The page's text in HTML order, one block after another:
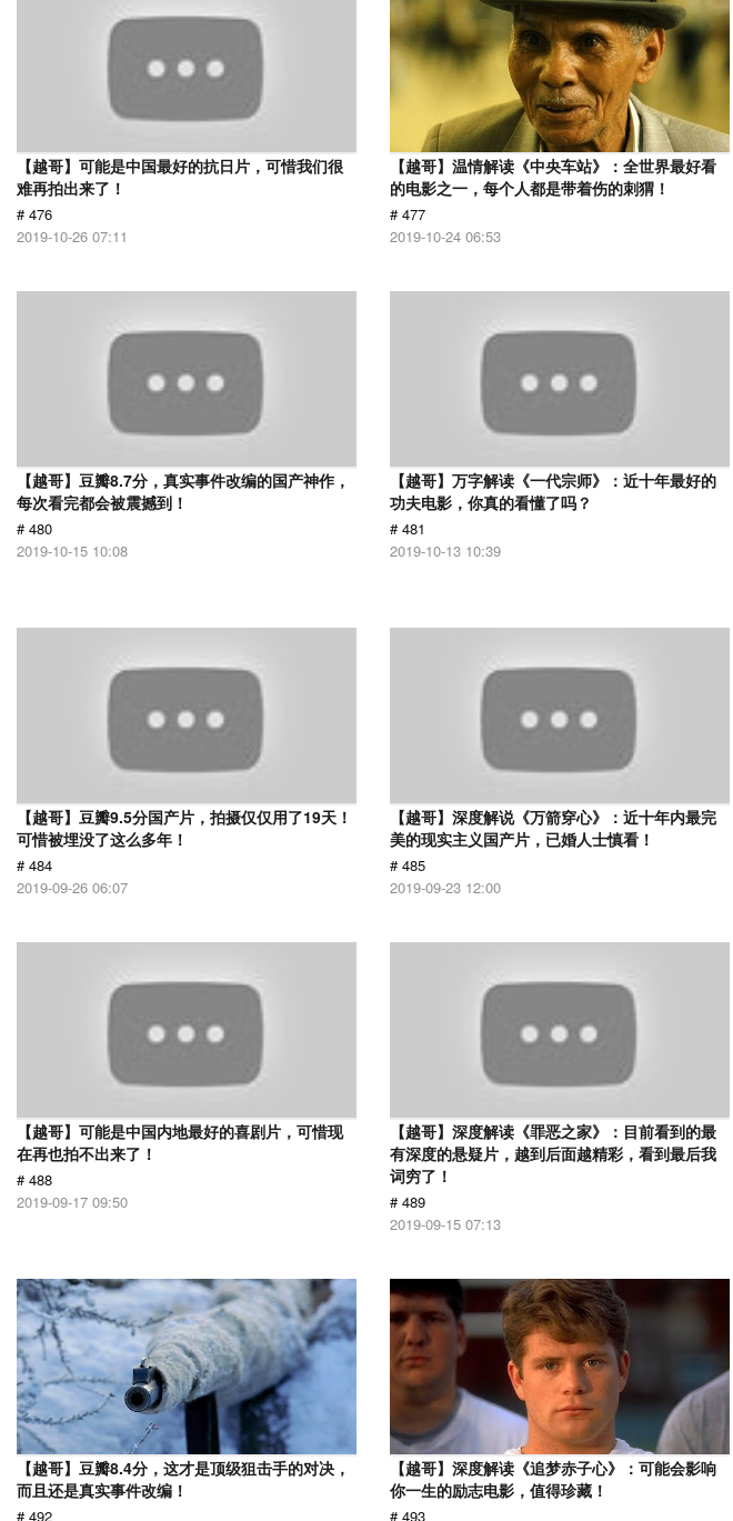
【越哥】可能是中国最好的抗日片，可惜我们很
难再拍出来了！
# 476
2019-10-26 07:11
【越哥】温情解读《中央车站》：全世界最好看
的电影之一，每个人都是带着伤的刺猬！
# 477
2019-10-24 06:53
【越哥】豆瓣8.7分，真实事件改编的国产神作，
每次看完都会被震撼到！
# 480
2019-10-15 10:08
【越哥】万字解读《一代宗师》：近十年最好的
功夫电影，你真的看懂了吗？
# 481
2019-10-13 10:39
【越哥】豆瓣9.5分国产片，拍摄仅仅用了19天！
可惜被埋没了这么多年！
# 484
2019-09-26 06:07
【越哥】深度解说《万箭穿心》：近十年内最完
美的现实主义国产片，已婚人士慎看！
# 485
2019-09-23 12:00
【越哥】可能是中国内地最好的喜剧片，可惜现
在再也拍不出来了！
# 488
2019-09-17 09:50
【越哥】深度解读《罪恶之家》：目前看到的最
有深度的悬疑片，越到后面越精彩，看到最后我
词穷了！
# 489
2019-09-15 07:13
【越哥】豆瓣8.4分，这才是顶级狙击手的对决，
而且还是真实事件改编！
# 492
【越哥】深度解读《追梦赤子心》：可能会影响
你一生的励志电影，值得珍藏！
# 493